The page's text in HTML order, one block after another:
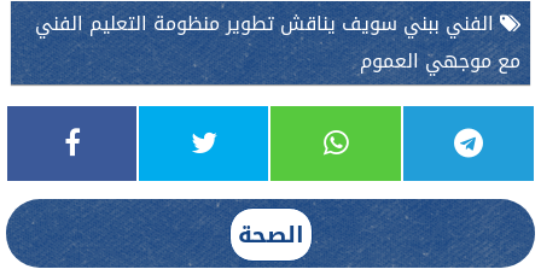
الفني ببني سويف يناقش تطوير منظومة التعليم الفني
مع موجهي العموم
الصحة